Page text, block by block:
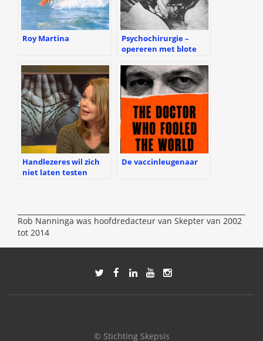
Roy Martina
Psychochirurgie –
opereren met blote
Handlezeres wil zich
niet laten testen
De vaccinleugenaar
Rob Nanninga was hoofdredacteur van Skepter van 2002
tot 2014
© Stichting Skepsis